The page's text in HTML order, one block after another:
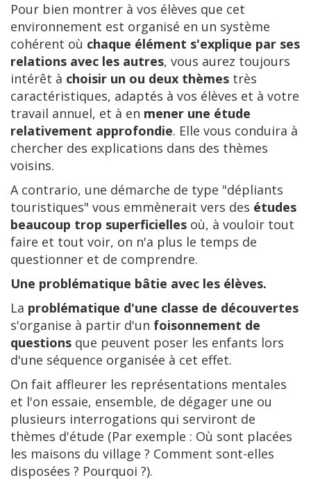
Pour bien montrer à vos élèves que cet
environnement est organisé en un système
cohérent où chaque élément s'explique par ses
relations avec les autres, vous aurez toujours
intérêt à choisir un ou deux thèmes très
caractéristiques, adaptés à vos élèves et à votre
travail annuel, et à en mener une étude
relativement approfondie. Elle vous conduira à
chercher des explications dans des thèmes
voisins.
A contrario, une démarche de type "dépliants
touristiques" vous emmènerait vers des études
beaucoup trop superficielles où, à vouloir tout
faire et tout voir, on n'a plus le temps de
questionner et de comprendre.
Une problématique bâtie avec les élèves.
La problématique d'une classe de découvertes
s'organise à partir d'un foisonnement de
questions que peuvent poser les enfants lors
d'une séquence organisée à cet effet.
On fait affleurer les représentations mentales
et l'on essaie, ensemble, de dégager une ou
plusieurs interrogations qui serviront de
thèmes d'étude (Par exemple : Où sont placées
les maisons du village ? Comment sont-elles
disposées ? Pourquoi ?).